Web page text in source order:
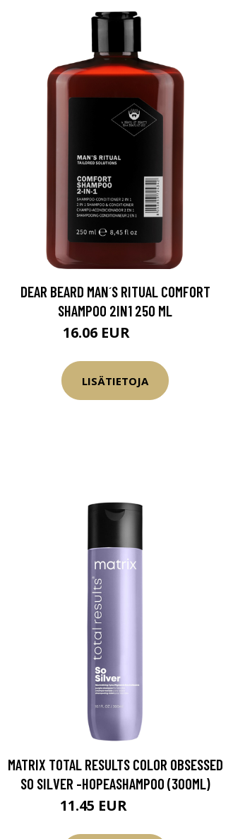
DEAR BEARD MAN´S RITUAL COMFORT
SHAMPOO 2IN1 250 ML
16.06 EUR
LISÄTIETOJA
MATRIX TOTAL RESULTS COLOR OBSESSED
SO SILVER -HOPEASHAMPOO (300ML)
11.45 EUR